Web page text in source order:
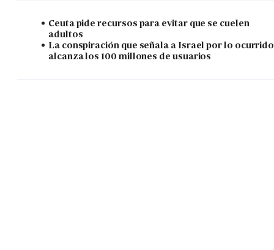
Ceuta pide recursos para evitar que se cuelen
adultos
La conspiración que señala a Israel por lo ocurrido
alcanza los 100 millones de usuarios